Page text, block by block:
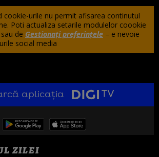
cookie-urile nu permit afisarea continutul
Poti actualiza setarile modulelor coookie
de Gestionați preferințele – e nevoie
social media
aplicația
ZILEI